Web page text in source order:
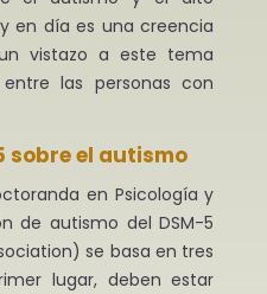
en día es una creencia
vistazo a este tema
las personas con
sobre el autismo
en Psicología y
de autismo del DSM-5
se basa en tres
lugar, deben estar